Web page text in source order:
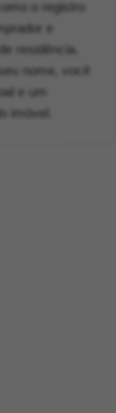
o registro
e
residência.
nome, você
e um
imóvel.